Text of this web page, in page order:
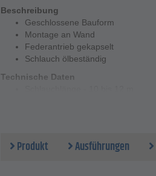
Beschreibung
Geschlossene Bauform
Montage an Wand
Federantrieb gekapselt
Schlauch ölbeständig
Technische Daten
Produkt Ausführungen